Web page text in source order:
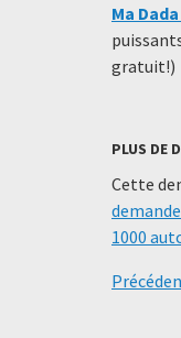
Ma
gratuit!)
PLUS DE
Cette
1000